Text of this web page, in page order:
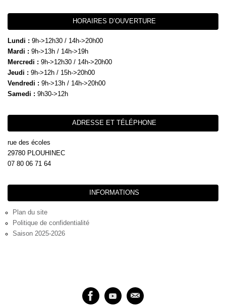
HORAIRES D’OUVERTURE
Lundi : 9h->12h30 / 14h->20h00
Mardi : 9h->13h / 14h->19h
Mercredi : 9h->12h30 / 14h->20h00
Jeudi : 9h->12h / 15h->20h00
Vendredi : 9h->13h / 14h->20h00
Samedi : 9h30->12h
ADRESSE ET TÉLÉPHONE
rue des écoles
29780 PLOUHINEC
07 80 06 71 64
INFORMATIONS
Plan du site
Politique de confidentialité
Saison 2025-2026